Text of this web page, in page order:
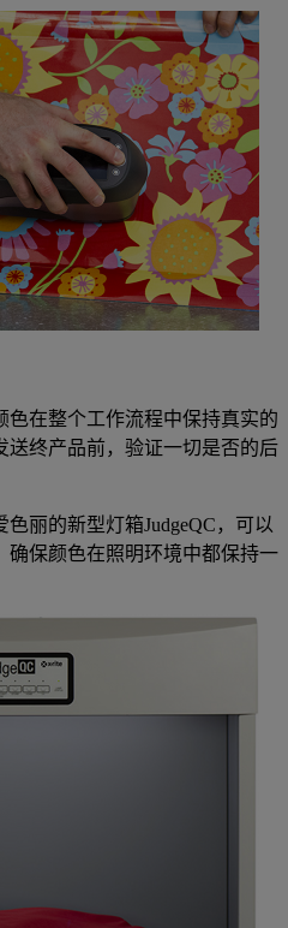
色在整个工作流程中保持真实的
送终产品前，验证一切是否的后
丽的新型灯箱JudgeQC，可以
确保颜色在照明环境中都保持一